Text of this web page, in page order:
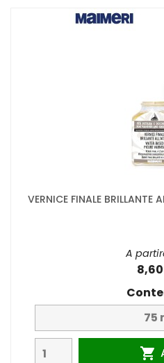
VERNICE FINALE
A
